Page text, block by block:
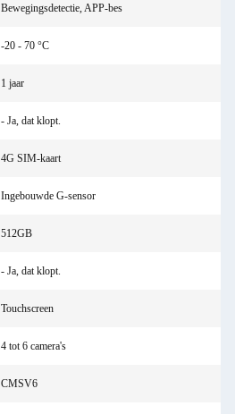
Bewegingsdetectie, APP-bes
-20 - 70 °C
1 jaar
- Ja, dat klopt.
4G SIM-kaart
Ingebouwde G-sensor
512GB
- Ja, dat klopt.
Touchscreen
4 tot 6 camera's
CMSV6